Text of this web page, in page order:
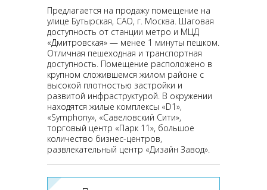
Предлагается на продажу помещение на
улице Бутырская, САО, г. Москва. Шаговая
доступность от станции метро и МЦД
«Дмитровская» — менее 1 минуты пешком.
Отличная пешеходная и транспортная
доступность. Помещение расположено в
крупном сложившемся жилом районе с
высокой плотностью застройки и
развитой инфраструктурой. В окружении
находятся жилые комплексы «D1»,
«Symphony», «Савеловский Сити»,
торговый центр «Парк 11», большое
количество бизнес-центров,
развлекательный центр «Дизайн Завод».